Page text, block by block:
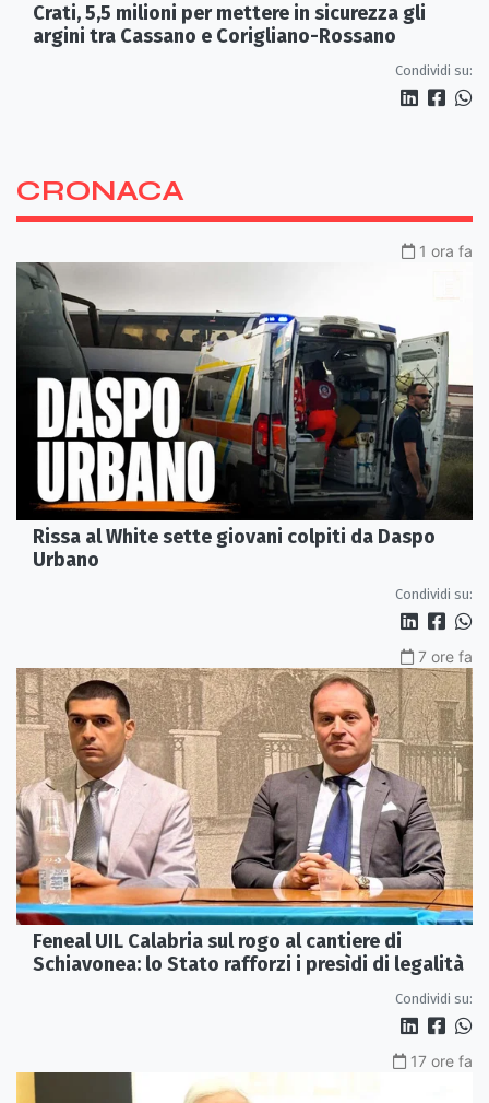
Crati, 5,5 milioni per mettere in sicurezza gli
argini tra Cassano e Corigliano-Rossano
Condividi su:
CRONACA
1 ora fa
Rissa al White sette giovani colpiti da Daspo
Urbano
Condividi su:
7 ore fa
Feneal UIL Calabria sul rogo al cantiere di
Schiavonea: lo Stato rafforzi i presìdi di legalità
Condividi su:
17 ore fa